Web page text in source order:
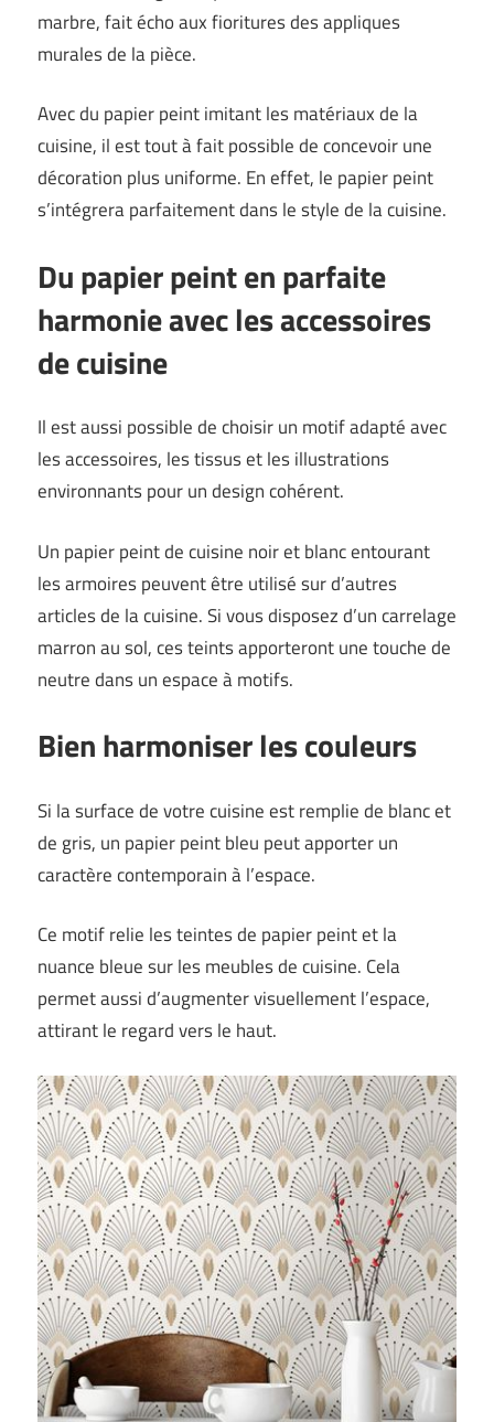
marbre, fait écho aux fioritures des appliques
murales de la pièce.
Avec du papier peint imitant les matériaux de la
cuisine, il est tout à fait possible de concevoir une
décoration plus uniforme. En effet, le papier peint
s’intégrera parfaitement dans le style de la cuisine.
Du papier peint en parfaite
harmonie avec les accessoires
de cuisine
Il est aussi possible de choisir un motif adapté avec
les accessoires, les tissus et les illustrations
environnants pour un design cohérent.
Un papier peint de cuisine noir et blanc entourant
les armoires peuvent être utilisé sur d’autres
articles de la cuisine. Si vous disposez d’un carrelage
marron au sol, ces teints apporteront une touche de
neutre dans un espace à motifs.
Bien harmoniser les couleurs
Si la surface de votre cuisine est remplie de blanc et
de gris, un papier peint bleu peut apporter un
caractère contemporain à l’espace.
Ce motif relie les teintes de papier peint et la
nuance bleue sur les meubles de cuisine. Cela
permet aussi d’augmenter visuellement l’espace,
attirant le regard vers le haut.